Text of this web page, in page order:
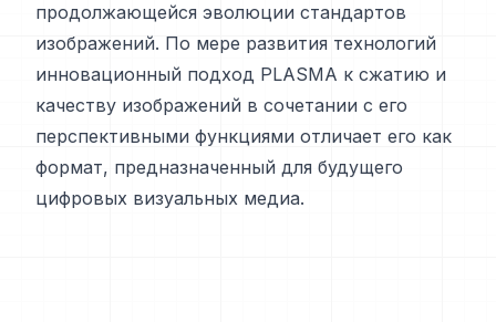
продолжающейся эволюции стандартов
изображений. По мере развития технологий
инновационный подход PLASMA к сжатию и
качеству изображений в сочетании с его
перспективными функциями отличает его как
формат, предназначенный для будущего
цифровых визуальных медиа.